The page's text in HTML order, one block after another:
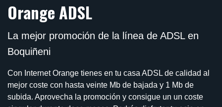
Orange ADSL
La mejor promoción de la línea de ADSL en
Boquiñeni
Con Internet Orange tienes en tu casa ADSL de calidad al
mejor coste con hasta veinte Mb de bajada y 1 Mb de
subida. Aprovecha la promoción y consigue un un coste